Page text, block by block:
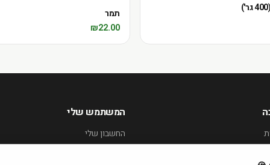
תמר
₪22.00
המשתמש שלי
החשבון שלי